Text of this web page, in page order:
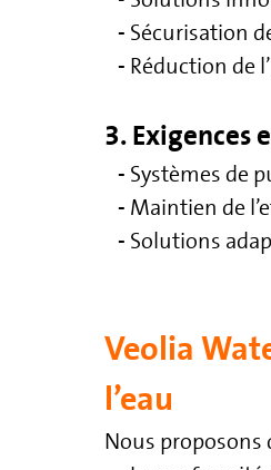
- Sécurisation
- Réduction de
3. Exigences
- Systèmes de
- Maintien de
- Solutions
Veolia
l’eau
Nous proposons